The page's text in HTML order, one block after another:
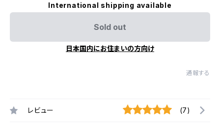
International shipping available
Sold out
日本国内にお住まいの方向け
通報する
レビュー (7)